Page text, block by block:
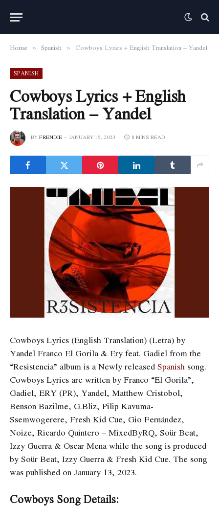
Home » Spanish » Cowboys Lyrics + English Translation – Yandel
SPANISH
Cowboys Lyrics + English
Translation – Yandel
BYFRENDIE JANUARY 15, 2023 8 MINS READ
Cowboys Lyrics (English Translation) (Letra) by
Yandel Franco El Gorila & Ery feat. Gadiel from the
“Resistencia” album is a Newly released Spanish song.
Cowboys Lyrics are written by Franco “El Gorila”,
Gadiel, ERY (PR), Yandel, Matthew Cristobol,
Benson Bazilme, G.Bliz, Pilip Kavuma-
Ssemwogerere, Fresh Kid Cue, Gio Fernández,
Noize, Ricardo Quintero – MixedByRQ, Soür Beat,
Izzy Guerra & Oscar Mena while the song is produced
by Soür Beat, Izzy Guerra & Fresh Kid Cue. The song
was published on January 13, 2023.
Cowboys Song Details: